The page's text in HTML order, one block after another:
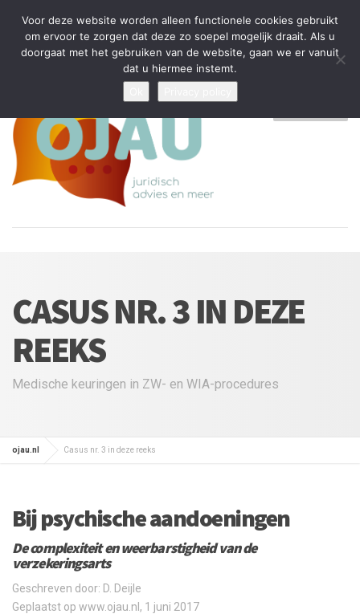
Tijdelijke stop: wegens drukte kan ik beperkt nieuwe zaken aannemen
en vragen beantwoorden
Algemene Voorwaarden
Disclaimer Privacybeleid
CASUS NR. 3 IN DEZE
REEKS
Medische keuringen in ZW- en WIA-procedures
ojau.nl Casus nr. 3 in deze reeks
Bij psychische aandoeningen
De complexiteit en weerbarstigheid van de
verzekeringsarts
Geschreven door: D. Deijle
Geplaatst op www.ojau.nl, 1 juni 2017
Voor deze website worden alleen functionele cookies gebruikt
om ervoor te zorgen dat deze zo soepel mogelijk draait. Als u
doorgaat met het gebruiken van de website, gaan we er vanuit
dat u hiermee instemt.